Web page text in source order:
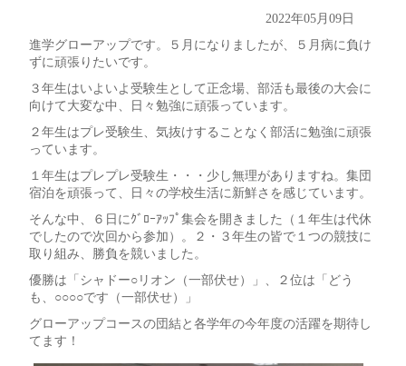
2022年05月09日
進学グローアップです。５月になりましたが、５月病に負け
ずに頑張りたいです。
３年生はいよいよ受験生として正念場、部活も最後の大会に
向けて大変な中、日々勉強に頑張っています。
２年生はプレ受験生、気抜けすることなく部活に勉強に頑張
っています。
１年生はプレプレ受験生・・・少し無理がありますね。集団
宿泊を頑張って、日々の学校生活に新鮮さを感じています。
そんな中、６日にｸﾞﾛｰｱｯﾌﾟ集会を開きました（１年生は代休
でしたので次回から参加）。２・３年生の皆で１つの競技に
取り組み、勝負を競いました。
優勝は「シャドー○リオン（一部伏せ）」、２位は「どう
も、○○○○です（一部伏せ）」
グローアップコースの団結と各学年の今年度の活躍を期待し
てます！